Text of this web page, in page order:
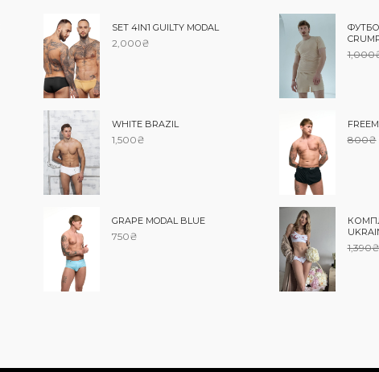
SET 4IN1 GUILTY MODAL
2,000₴
WHITE BRAZIL
1,500₴
GRAPE MODAL BLUE
750₴
1,000
800₴
1,390₴